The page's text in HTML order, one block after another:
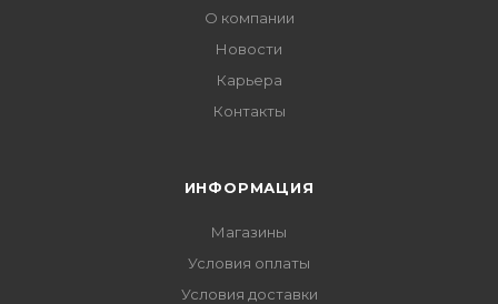
О компании
Новости
Карьера
Контакты
ИНФОРМАЦИЯ
Магазины
Условия оплаты
Условия доставки